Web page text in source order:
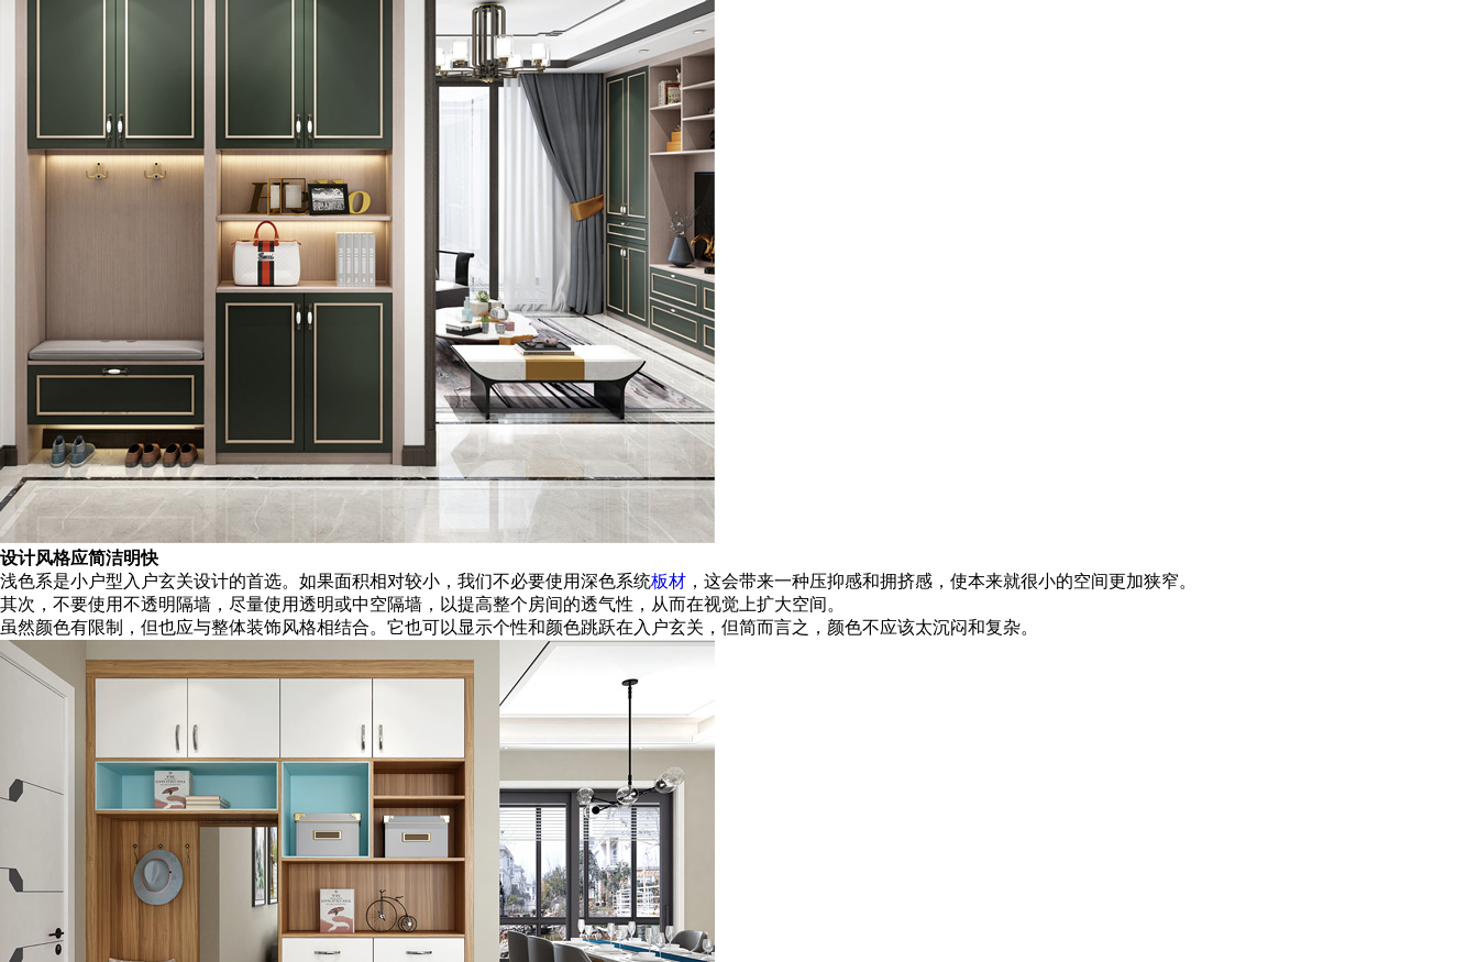
设计风格应简洁明快
浅色系是小户型入户玄关设计的首选。如果面积相对较小，我们不必要使用深色系统板材 ，这会带来一种压抑感和拥挤感，使本来就很小的空间更加狭窄。
其次，不要使用不透明隔墙，尽量使用透明或中空隔墙，以提高整个房间的透气性，从而在视觉上扩大空间。
虽然颜色有限制，但也应与整体装饰风格相结合。它也可以显示个性和颜色跳跃在入户玄关，但简而言之，颜色不应该太沉闷和复杂。